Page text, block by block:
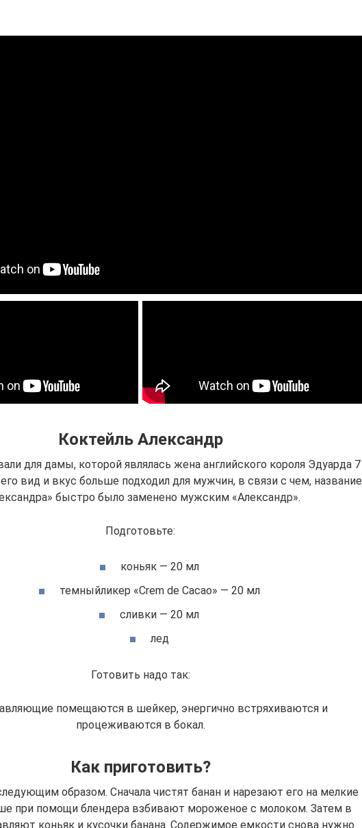
Коктейль Александр
для дамы, которой являлась жена английского короля Эдуарда 7
вид и вкус больше подходил для мужчин, в связи с чем, название
быстро было заменено мужским «Александр».
Подготовьте:
коньяк — 20 мл
темныйликер «Crem de Cacao» — 20 мл
сливки — 20 мл
лед
Готовить надо так:
помещаются в шейкер, энергично встряхиваются и
процеживаются в бокал.
Как приготовить?
образом. Сначала чистят банан и нарезают его на мелкие
при помощи блендера взбивают мороженое с молоком. Затем в
коньяк и кусочки банана. Содержимое емкости снова нужно